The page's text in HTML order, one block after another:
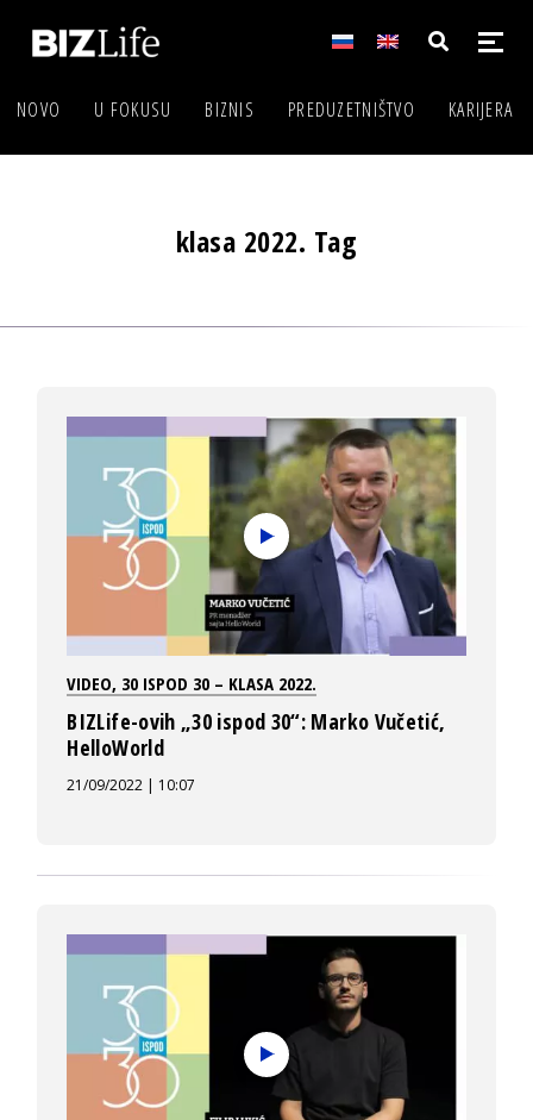
NOVO U FOKUSU BIZNIS PREDUZETNIŠTVO KARIJERA
klasa 2022. Tag
VIDEO, 30 ISPOD 30 – KLASA 2022.
BIZLife-ovih „30 ispod 30“: Marko Vučetić,
HelloWorld
21/09/2022 | 10:07